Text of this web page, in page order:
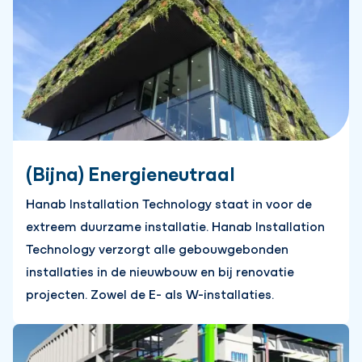
(Bijna) Energieneutraal
Hanab Installation Technology staat in voor de
extreem duurzame installatie. Hanab Installation
Technology verzorgt alle gebouwgebonden
installaties in de nieuwbouw en bij renovatie
projecten. Zowel de E- als W-installaties.